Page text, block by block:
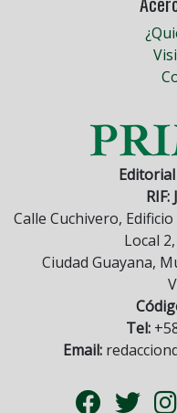
Editorial
RIF:
Calle Cuchivero,
Local
Ciudad Guayana,
Tel:
Email: